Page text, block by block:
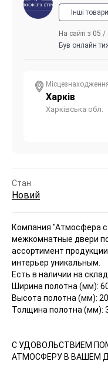
Інші
На сайті з 05 /
Був онлайн
Харків
Харківська обл.
Стан
Новий
Компания "Атмосфера
межкомнатные двери
ассортимент
интерьер уникальным.
Есть в наличии на
Ширина полотна (мм):
Высота полотна (мм):
Толщина полотна (мм):
С УДОВОЛЬСТВИЕМ
АТМОСФЕРУ В ВАШЕМ